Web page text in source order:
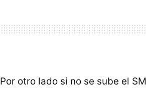
Por otro lado si no se sube el